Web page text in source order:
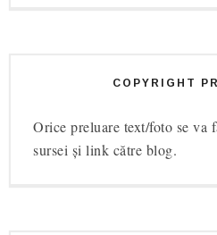
COPYRIGHT
Orice preluare text/foto se va
sursei și link către blog.